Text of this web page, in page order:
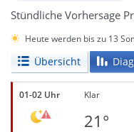
Stündliche Vorhersage
Heute werden bis zu 13
Übersicht
01-02 Uhr Klar
21°